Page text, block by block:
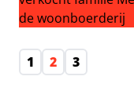
1
2 3